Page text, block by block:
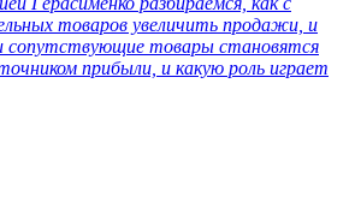
товаров увеличить продажи, и
сопутствующие товары становятся
прибыли, и какую роль играет